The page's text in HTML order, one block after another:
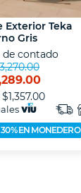
Exterior Teka
Gris
de contado
$1,357.00
EN MONEDERO